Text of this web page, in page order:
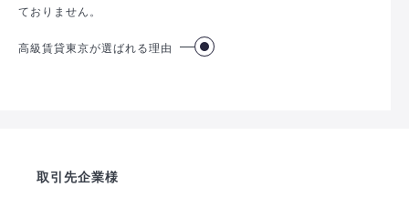
ておりません。
高級賃貸東京が選ばれる理由
取引先企業様